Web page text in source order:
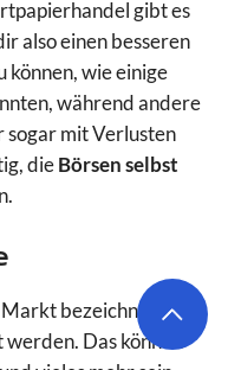
gibt es
also einen besseren
wie einige
während andere
sogar mit Verlusten
dieBörsen selbst
bezeichnet, auf
Das können